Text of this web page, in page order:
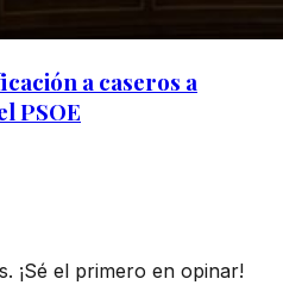
a caseros a
PSOE
¡Sé el primero en opinar!